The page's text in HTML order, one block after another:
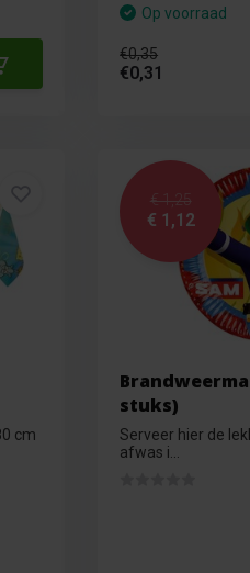
Op voorraad
€0,35
€0,31
cm
€ 1,25
€ 1,12
stuks)
Serveer hier de
afwas i...